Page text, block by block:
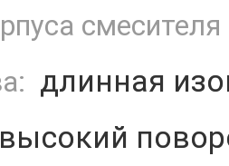
длинная
высокий